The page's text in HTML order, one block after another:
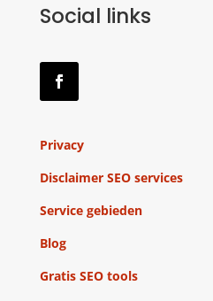
Social links
Privacy
Disclaimer SEO services
Service gebieden
Blog
Gratis SEO tools